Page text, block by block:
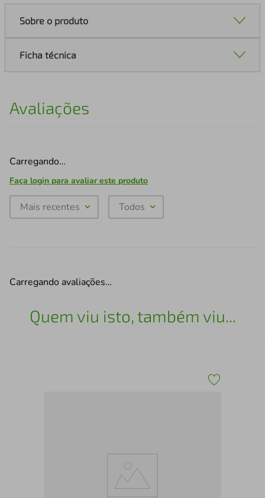
Sobre o produto
Ficha técnica
Avaliações
Carregando…
Faça login para avaliar este produto
Mais recentes Todos
Carregando avaliações…
Quem viu isto, também viu...